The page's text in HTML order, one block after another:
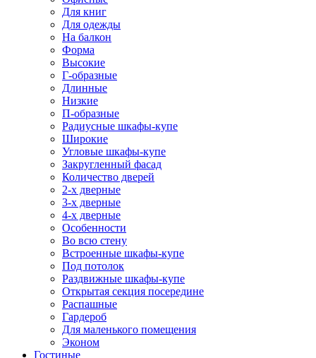
Для книг
Для одежды
На балкон
Форма
Высокие
Г-образные
Длинные
Низкие
П-образные
Радиусные шкафы-купе
Широкие
Угловые шкафы-купе
Закругленный фасад
Количество дверей
2-х дверные
3-х дверные
4-х дверные
Особенности
Во всю стену
Встроенные шкафы-купе
Под потолок
Раздвижные шкафы-купе
Открытая секция посередине
Распашные
Гардероб
Для маленького помещения
Эконом
Гостиные